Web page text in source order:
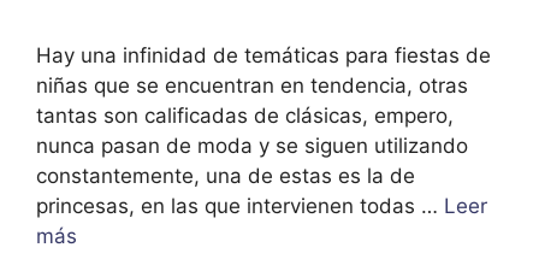
Hay una infinidad de temáticas para fiestas de
niñas que se encuentran en tendencia, otras
tantas son calificadas de clásicas, empero,
nunca pasan de moda y se siguen utilizando
constantemente, una de estas es la de
princesas, en las que intervienen todas … Leer
más